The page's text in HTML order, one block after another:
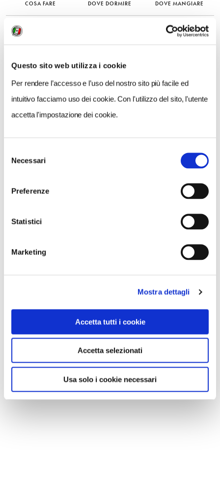
Questo sito web utilizza i cookie
Per rendere l’accesso e l’uso del nostro sito più facile ed
intuitivo facciamo uso dei cookie. Con l'utilizzo del sito, l'utente
accetta l'impostazione dei cookie.
delNecessari
Preferenze
Statistici
Marketing
Mostra dettagli
Accetta tutti i cookie
Accetta selezionati
Usa solo i cookie necessari
COSA FARE DOVE DORMIRE DOVE MANGIARE
0 RISULTATI MOSTRA SOLO CONVENZIONATI
Nessun risultato.
VEDI SU